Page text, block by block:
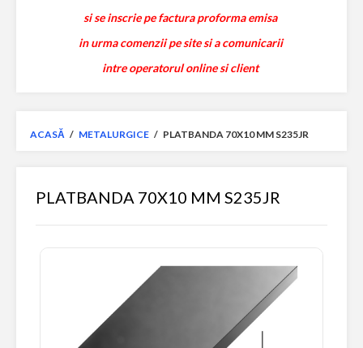
si se inscrie pe factura proforma emisa
in urma comenzii pe site si a comunicarii
intre operatorul online si client
ACASĂ / METALURGICE / PLATBANDA 70X10 MM S235JR
PLATBANDA 70X10 MM S235JR